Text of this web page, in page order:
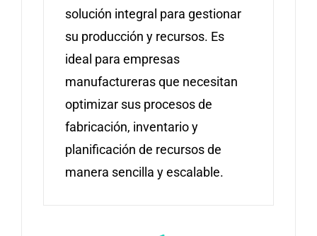
solución integral para gestionar
su producción y recursos. Es
ideal para empresas
manufactureras que necesitan
optimizar sus procesos de
fabricación, inventario y
planificación de recursos de
manera sencilla y escalable.